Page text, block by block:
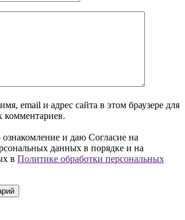
email и адрес сайта в этом браузере для
и даю Согласие на
данных в порядке и на
в Политике обработки персональных